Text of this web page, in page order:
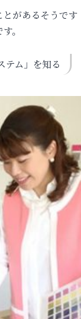
があるそうです
。
ム」を知る